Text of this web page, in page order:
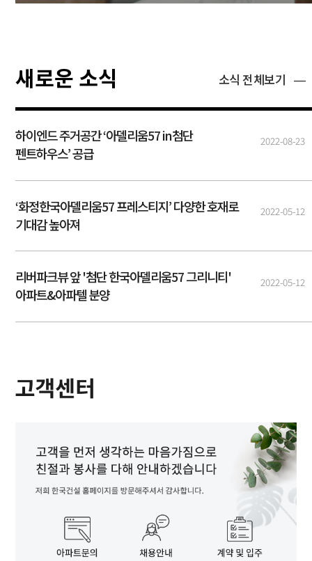
새로운 소식 소식 전체보기
하이엔드 주거공간 ‘아델리움57 in첨단
펜트하우스’ 공급
2022-08-23
‘화정한국아델리움57 프레스티지’ 다양한 호재로
기대감 높아져
2022-05-12
리버파크뷰 앞 '첨단 한국아델리움57 그리니티'
아파트&아파텔 분양
2022-05-12